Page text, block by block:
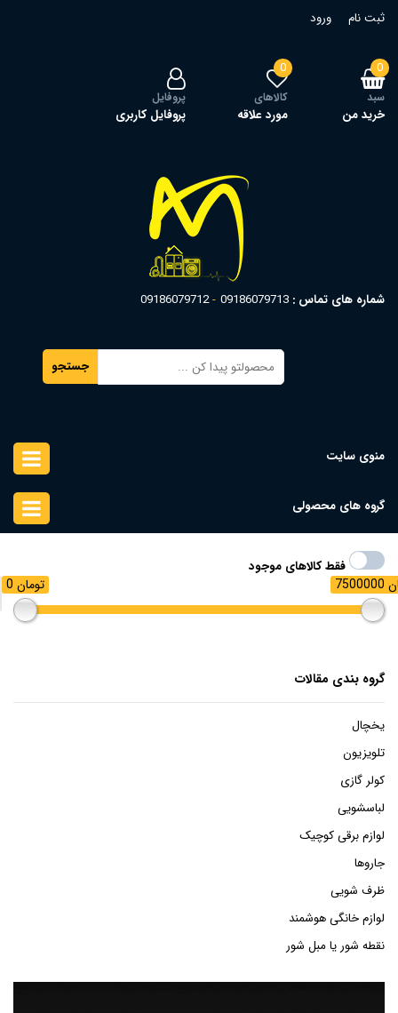
ثبت نام ورود
0
سبد
خرید من
0
کالاهای
مورد علاقه
پروفایل
پروفایل کاربری
شماره های تماس : 09186079713
09186079712
جستجو
منوی سایت
گروه های محصولی
فقط کالاهای موجود
0 تومان
گروه بندی مقالات
یخچال
تلویزیون
کولر گازی
لباسشویی
لوازم برقی کوچیک
جاروها
ظرف شویی
لوازم خانگی هوشمند
نقطه شور یا مبل شور